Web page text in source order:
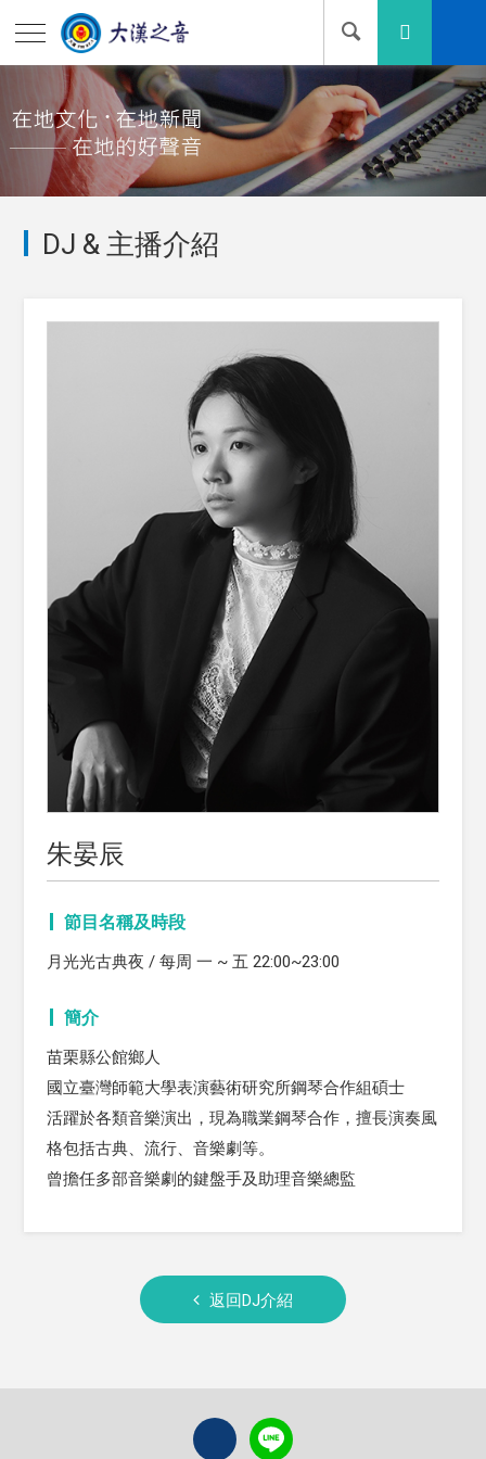
DJ & 主播介紹
朱晏辰
節目名稱及時段
月光光古典夜 / 每周 一 ~ 五 22:00~23:00
簡介
苗栗縣公館鄉人
國立臺灣師範大學表演藝術研究所鋼琴合作組碩士
活躍於各類音樂演出，現為職業鋼琴合作，擅長演奏風
格包括古典、流行、音樂劇等。
曾擔任多部音樂劇的鍵盤手及助理音樂總監
返回DJ介紹